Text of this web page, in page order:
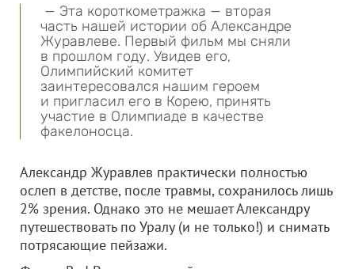
— Эта короткометражка — вторая
часть нашей истории об Александре
Журавлеве. Первый фильм мы сняли
в прошлом году. Увидев его,
Олимпийский комитет
заинтересовался нашим героем
и пригласил его в Корею, принять
участие в Олимпиаде в качестве
факелоносца.
Александр Журавлев практически полностью
ослеп в детстве, после травмы, сохранилось лишь
2% зрения. Однако это не мешает Александру
путешествовать по Уралу (и не только!) и снимать
потрясающие пейзажи.